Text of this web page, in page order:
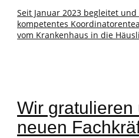
Seit Januar 2023 begleitet
kompetentes
vom Krankenhaus in die
Wir gratulieren
neuen